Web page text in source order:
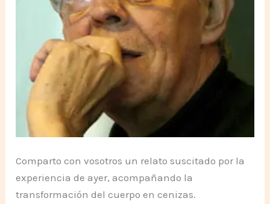
Comparto con vosotros un relato suscitado por la
experiencia de ayer, acompañando la
transformación del cuerpo en cenizas.